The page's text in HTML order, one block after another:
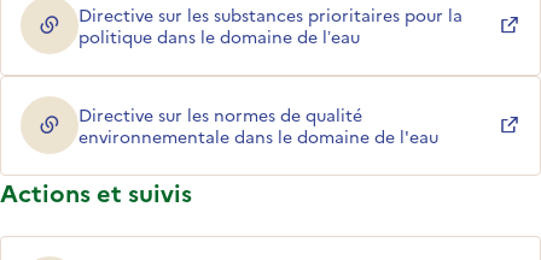
Directive sur les substances prioritaires pour la
politique dans le domaine de l’eau
(ouverture dans une nouvelle fenêtre)
Directive sur les normes de qualité
environnementale dans le domaine de l'eau
(ouverture dans une nouvelle fenêtre)
Actions et suivis